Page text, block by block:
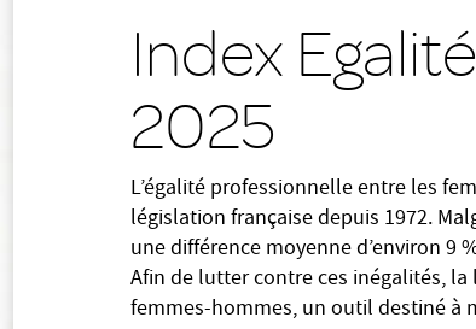
Index
2025
L’égalité professionnelle entre les
législation française depuis 1972.
une différence moyenne d’environ 9
Afin de lutter contre ces inégalités, la
femmes-hommes, un outil destiné à